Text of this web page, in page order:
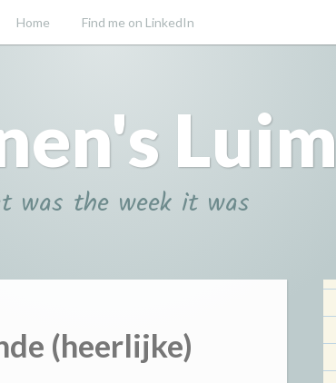
Home Find me on LinkedIn
Luim
was the week it was
(heerlijke)